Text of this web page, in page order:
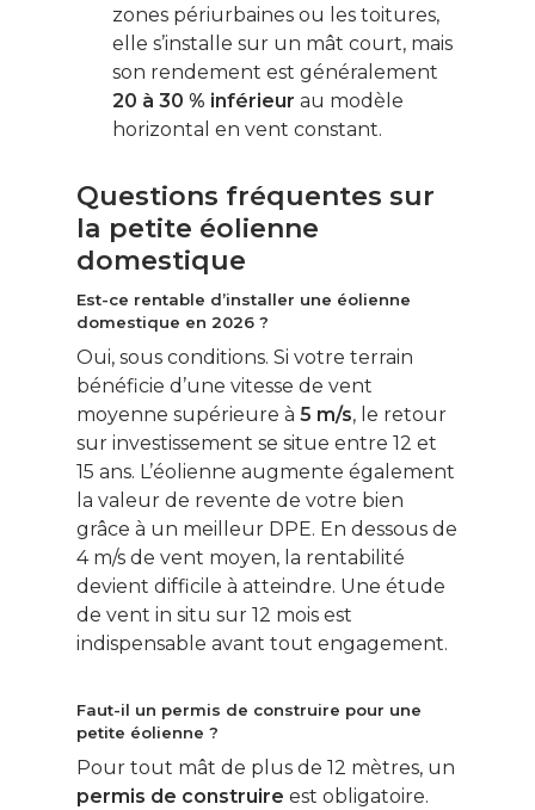
zones périurbaines ou les toitures,
elle s’installe sur un mât court, mais
son rendement est généralement
20 à 30 % inférieur au modèle
horizontal en vent constant.
Questions fréquentes sur
la petite éolienne
domestique
Est-ce rentable d’installer une éolienne
domestique en 2026 ?
Oui, sous conditions. Si votre terrain
bénéficie d’une vitesse de vent
moyenne supérieure à 5 m/s, le retour
sur investissement se situe entre 12 et
15 ans. L’éolienne augmente également
la valeur de revente de votre bien
grâce à un meilleur DPE. En dessous de
4 m/s de vent moyen, la rentabilité
devient difficile à atteindre. Une étude
de vent in situ sur 12 mois est
indispensable avant tout engagement.
Faut-il un permis de construire pour une
petite éolienne ?
Pour tout mât de plus de 12 mètres, un
permis de construire est obligatoire.